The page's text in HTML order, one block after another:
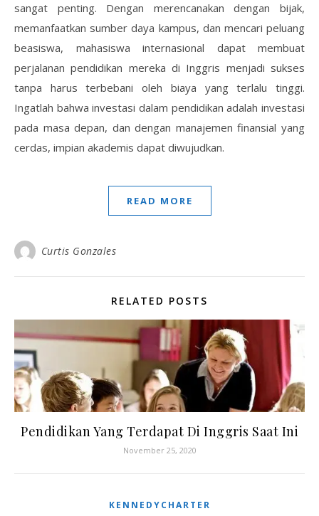
sangat penting. Dengan merencanakan dengan bijak,
memanfaatkan sumber daya kampus, dan mencari peluang
beasiswa, mahasiswa internasional dapat membuat
perjalanan pendidikan mereka di Inggris menjadi sukses
tanpa harus terbebani oleh biaya yang terlalu tinggi.
Ingatlah bahwa investasi dalam pendidikan adalah investasi
pada masa depan, dan dengan manajemen finansial yang
cerdas, impian akademis dapat diwujudkan.
READ MORE
Curtis Gonzales
RELATED POSTS
Pendidikan Yang Terdapat Di Inggris Saat Ini
November 25, 2020
KENNEDYCHARTER